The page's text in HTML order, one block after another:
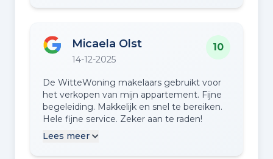
klaar. Piet is eerlijk, draait nergens omheen
maanden vonden we een fijn huis dat
helemaal bij onze wensen past. Dankzij Piet
huis. Dankjewel Piet, voor alles!
Micaela Olst
14-12-2025
10
De WitteWoning makelaars gebruikt voor
het verkopen van mijn appartement. Fijne
begeleiding. Makkelijk en snel te bereiken.
Hele fijne service. Zeker aan te raden!
Lees meer